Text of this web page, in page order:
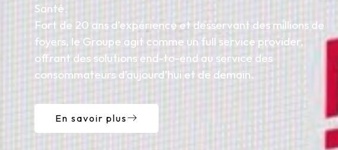
Santé.
Fort de 20 ans d’expérience et desservant des millions de
foyers, le Groupe agit comme un full service provider,
offrant des solutions end-to-end au service des
consommateurs d’aujourd’hui et de demain.
En savoir plus